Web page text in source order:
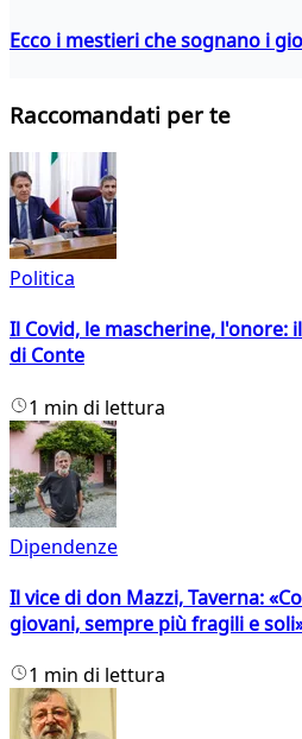
Ecco i mestieri che sognano i
Raccomandati per te
Politica
Il Covid, le mascherine,
di Conte
1 min di lettura
Dipendenze
Il vice di don Mazzi, Taverna:
giovani, sempre più fragili e
1 min di lettura